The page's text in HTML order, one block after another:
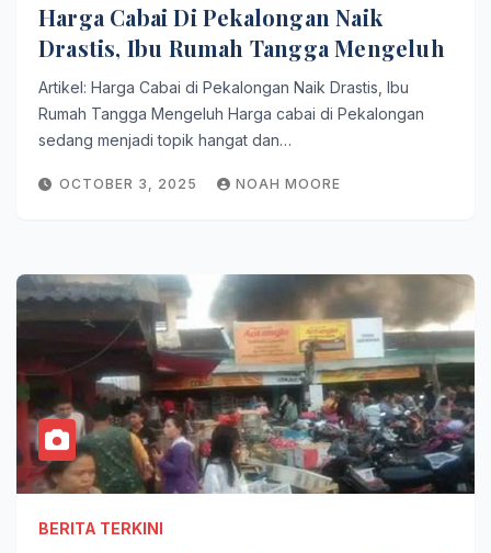
Harga Cabai Di Pekalongan Naik
Drastis, Ibu Rumah Tangga Mengeluh
Artikel: Harga Cabai di Pekalongan Naik Drastis, Ibu
Rumah Tangga Mengeluh Harga cabai di Pekalongan
sedang menjadi topik hangat dan…
OCTOBER 3, 2025 NOAH MOORE
BERITA TERKINI